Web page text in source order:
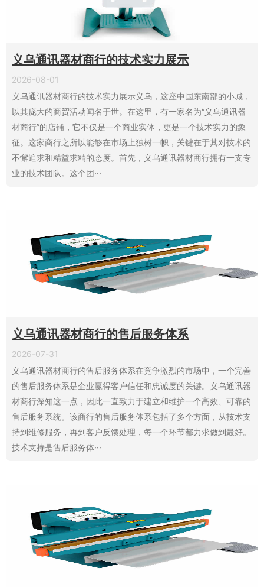
义乌通讯器材商行的技术实力展示
2026-08-01
义乌通讯器材商行的技术实力展示义乌，这座中国东南部的小城，
以其庞大的商贸活动闻名于世。在这里，有一家名为“义乌通讯器
材商行”的店铺，它不仅是一个商业实体，更是一个技术实力的象
征。这家商行之所以能够在市场上独树一帜，关键在于其对技术的
不懈追求和精益求精的态度。首先，义乌通讯器材商行拥有一支专
业的技术团队。这个团···
义乌通讯器材商行的售后服务体系
2026-07-31
义乌通讯器材商行的售后服务体系在竞争激烈的市场中，一个完善
的售后服务体系是企业赢得客户信任和忠诚度的关键。义乌通讯器
材商行深知这一点，因此一直致力于建立和维护一个高效、可靠的
售后服务系统。该商行的售后服务体系包括了多个方面，从技术支
持到维修服务，再到客户反馈处理，每一个环节都力求做到最好。
技术支持是售后服务体···